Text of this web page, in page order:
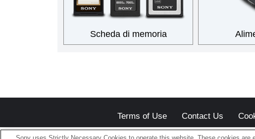
Scheda di memoria
Terms of Use Contact Us